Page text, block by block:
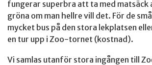
fungerar superbra att ta med matsäck
gröna om man hellre vill det. För de
mycket bus på den stora lekplatsen
en tur upp i Zoo-tornet (kostnad).
Vi samlas utanför stora ingången till